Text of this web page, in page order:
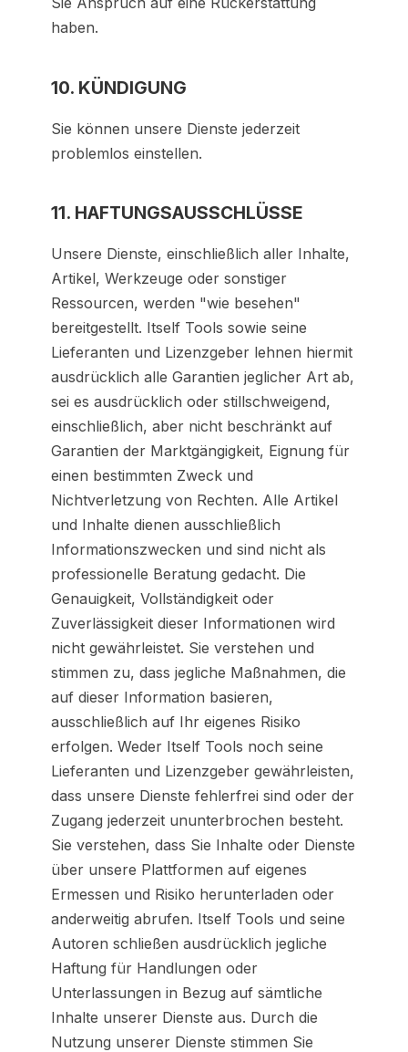
haben.
10. KÜNDIGUNG
Sie können unsere Dienste jederzeit
problemlos einstellen.
11. HAFTUNGSAUSSCHLÜSSE
Unsere Dienste, einschließlich aller Inhalte,
Artikel, Werkzeuge oder sonstiger
Ressourcen, werden "wie besehen"
bereitgestellt. Itself Tools sowie seine
Lieferanten und Lizenzgeber lehnen hiermit
ausdrücklich alle Garantien jeglicher Art ab,
sei es ausdrücklich oder stillschweigend,
einschließlich, aber nicht beschränkt auf
Garantien der Marktgängigkeit, Eignung für
einen bestimmten Zweck und
Nichtverletzung von Rechten. Alle Artikel
und Inhalte dienen ausschließlich
Informationszwecken und sind nicht als
professionelle Beratung gedacht. Die
Genauigkeit, Vollständigkeit oder
Zuverlässigkeit dieser Informationen wird
nicht gewährleistet. Sie verstehen und
stimmen zu, dass jegliche Maßnahmen, die
auf dieser Information basieren,
ausschließlich auf Ihr eigenes Risiko
erfolgen. Weder Itself Tools noch seine
Lieferanten und Lizenzgeber gewährleisten,
dass unsere Dienste fehlerfrei sind oder der
Zugang jederzeit ununterbrochen besteht.
Sie verstehen, dass Sie Inhalte oder Dienste
über unsere Plattformen auf eigenes
Ermessen und Risiko herunterladen oder
anderweitig abrufen. Itself Tools und seine
Autoren schließen ausdrücklich jegliche
Haftung für Handlungen oder
Unterlassungen in Bezug auf sämtliche
Inhalte unserer Dienste aus. Durch die
Nutzung unserer Dienste stimmen Sie